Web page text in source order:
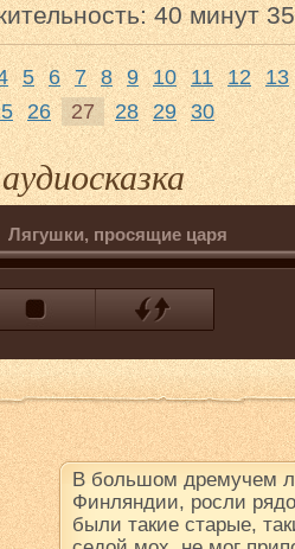
40 минут
5 6 7 8 9 10 11 12
13
26 27 28 29 30
Лягушки, просящие царя
В большом дремучем
Финляндии, росли
были такие старые,